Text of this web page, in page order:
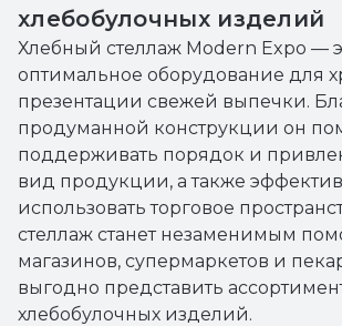
хлебобулочных изделий
Хлебный стеллаж Modern Expo —
оптимальное оборудование для
презентации свежей выпечки.
продуманной конструкции он
поддерживать порядок и
вид продукции, а также
использовать торговое
стеллаж станет незаменимым
магазинов, супермаркетов и
выгодно представить
хлебобулочных изделий.